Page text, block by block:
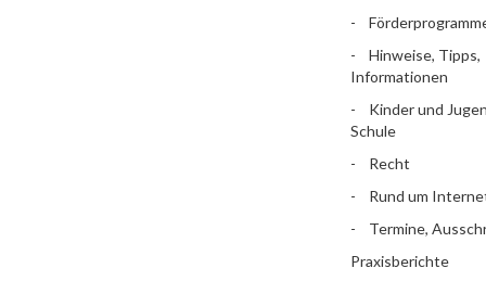
Hinweise, Tipps,
Informationen
Kinder und
Schule
Recht
Rund um
Termine,
Praxisberichte